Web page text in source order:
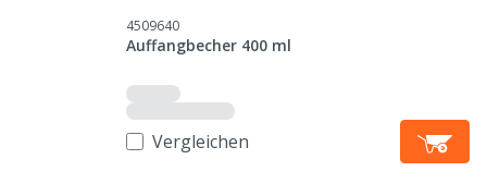
4509640
Auffangbecher 400 ml
Vergleichen